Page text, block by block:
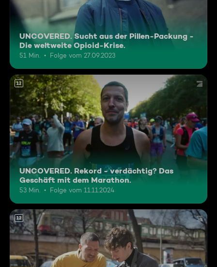
UNCOVERED. Sucht aus der Pillen-Packung -
Die weltweite Opioid-Krise.
51 Min. Folge vom 27.09.2023
12
UNCOVERED. Rekord - verdächtig? Das
Geschäft mit dem Marathon.
53 Min. Folge vom 11.11.2024
12